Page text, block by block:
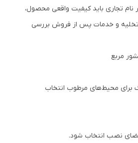
نام تجاری باید کیفیت واقعی محصول،
و خدمات پس از فروش بررسی
مربع
محیط‌های مرطوب انتخاب
فضای نصب انتخاب شود.